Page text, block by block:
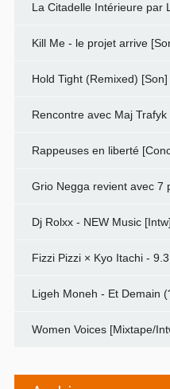
La Citadelle Intérieure par
Kill Me - le projet arrive
Hold Tight (Remixed) [Son]
Rencontre avec Maj
Rappeuses en liberté
Grio Negga revient avec 7
Dj Rolxx - NEW Music [Intw]
Fizzi Pizzi × Kyo Itachi -
Ligeh Moneh - Et Demain
Women Voices [Mixtape/